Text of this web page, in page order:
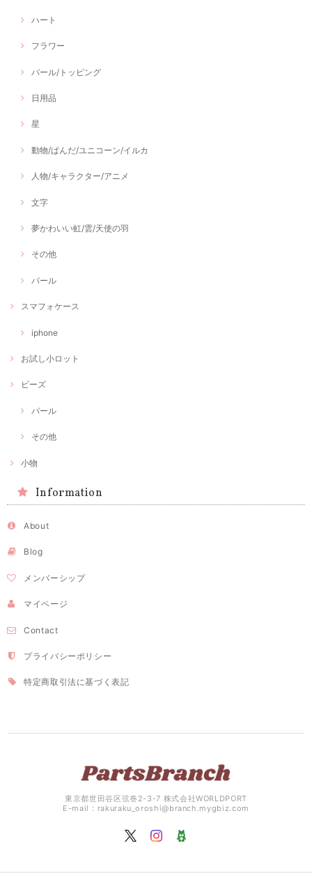
ハート
フラワー
パール/トッピング
日用品
星
動物/ぱんだ/ユニコーン/イルカ
人物/キャラクター/アニメ
文字
夢かわいい虹/雲/天使の羽
その他
パール
スマフォケース
iphone
お試し小ロット
ビーズ
パール
その他
小物
Information
About
Blog
メンバーシップ
マイページ
Contact
プライバシーポリシー
特定商取引法に基づく表記
東京都世田谷区弦巻2-3-7 株式会社WORLDPORT
E-mail： rakuraku_oroshi@branch.mygbiz.com